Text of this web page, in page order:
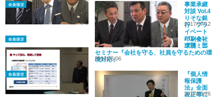
事業承継
対談 Vol.4
りそな銀
行 プラ
イベート
バンキン
グ部 部
長 根本賢治
2017/07/12
印刷会社
環境ミニ
セミナー『会社を守る、社員を守るための環
境対応」
2017/06/06
『個人情
報保護
法』全面
改正等に
2017/05/26